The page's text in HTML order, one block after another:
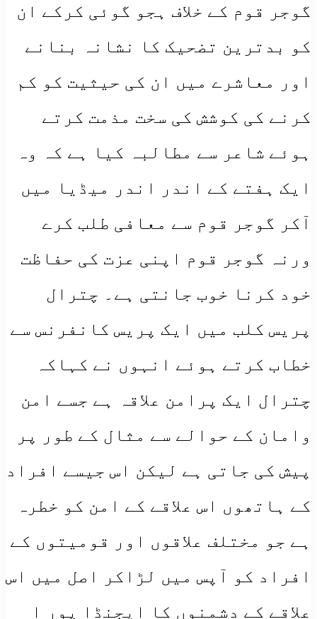
گوجر قوم کے خلاف ہجو گوئی کرکے ان
کو بدترین تضحیک کا نشانہ بنانے
اور معاشرے میں ان کی حیثیت کو کم
کرنے کی کوشش کی سخت مذمت کرتے
ہوئے شاعر سے مطالبہ کیا ہے کہ وہ
ایک ہفتے کے اندر اندر میڈیا میں
آکر گوجر قوم سے معافی طلب کرے
ورنہ گوجر قوم اپنی عزت کی حفاظت
خود کرنا خوب جانتی ہے۔ چترال
پریس کلب میں ایک پریس کانفرنس سے
خطاب کرتے ہوئے انہوں نے کہاکہ
چترال ایک پرامن علاقہ ہے جسے امن
وامان کے حوالے سے مثال کے طور پر
پیش کی جاتی ہے لیکن اس جیسے افراد
کے ہاتھوں اس علاقے کے امن کو خطرہ
ہے جو مختلف علاقوں اور قومیتوں کے
افراد کو آپس میں لڑاکر اصل میں اس
علاقے کے دشمنوں کا ایجنڈا پور ا